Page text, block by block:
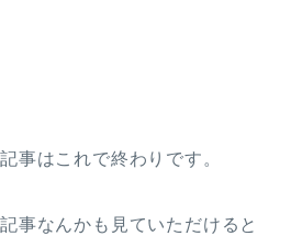
事はこれで終わりです。
事なんかも見ていただけると